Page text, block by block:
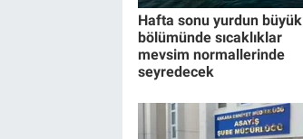
Hafta sonu yurdun büyük
bölümünde sıcaklıklar
mevsim normallerinde
seyredecek